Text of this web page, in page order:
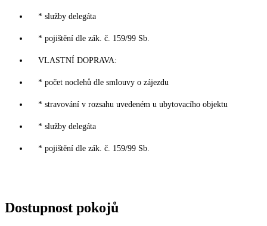
* služby delegáta
* pojištění dle zák. č. 159/99 Sb.
VLASTNÍ DOPRAVA:
* počet noclehů dle smlouvy o zájezdu
* stravování v rozsahu uvedeném u ubytovacího objektu
* služby delegáta
* pojištění dle zák. č. 159/99 Sb.
Dostupnost pokojů